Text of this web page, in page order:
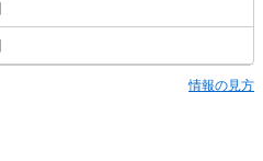
情報の見方